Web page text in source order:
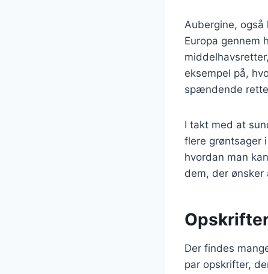
Aubergine,
Europa gennem
eksempel på,
spændende
I takt med at
flere grøntsager
hvordan man
dem, der
Der findes
par opskrifter,